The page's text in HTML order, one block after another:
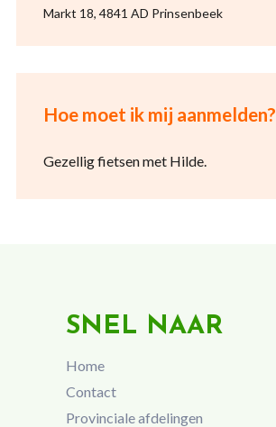
Markt 18, 4841 AD Prinsenbeek
Hoe moet ik mij aanmelden?
Gezellig fietsen met Hilde.
SNEL NAAR
Home
Contact
Provinciale afdelingen